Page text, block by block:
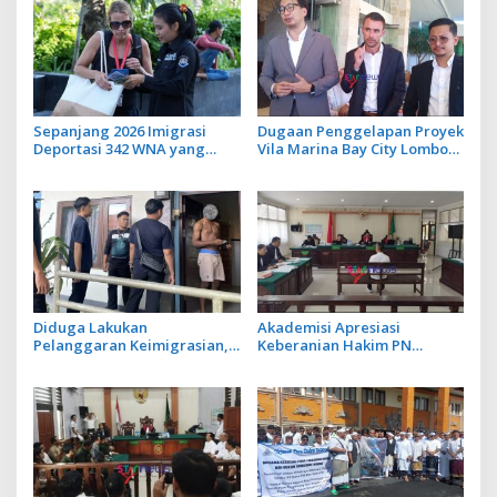
Sepanjang 2026 Imigrasi
Deportasi 342 WNA yang
Dugaan Penggelapan Proyek
Vila Marina Bay City Lombok,
Diduga Lakukan
Pelanggaran Keimigrasian,
Akademisi Apresiasi
Keberanian Hakim PN
Saputra